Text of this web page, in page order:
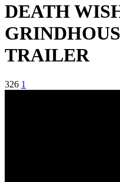
DEATH
TRAILER
326 1